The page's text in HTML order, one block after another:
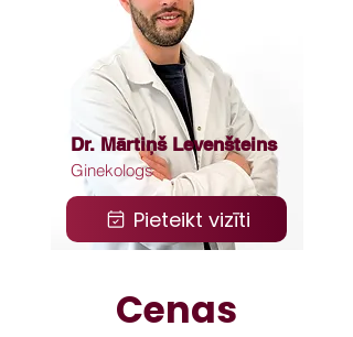
Dr. Mārtiņš Levenšteins
Ginekologs
Pieteikt vizīti
Cenas